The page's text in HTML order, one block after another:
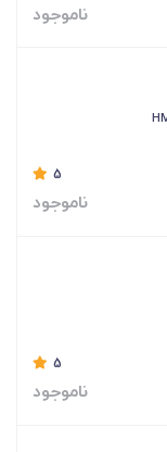
ناموجود
5
ناموجود
5
ناموجود